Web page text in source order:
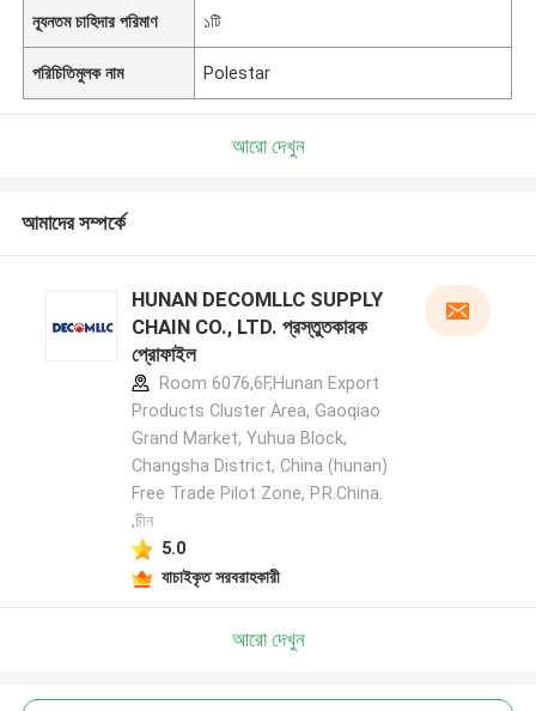
ন্যূনতম চাহিদার পরিমাণ ১টি
পরিচিতিমুলক নাম Polestar
আরো দেখুন
আমাদের সম্পর্কে
HUNAN DECOMLLC SUPPLY
CHAIN CO., LTD. প্রস্তুতকারক
প্রোফাইল
Room 6076,6F,Hunan Export
Products Cluster Area, Gaoqiao
Grand Market, Yuhua Block,
Changsha District, China (hunan)
Free Trade Pilot Zone, P.R.China.
,চীন
5.0
যাচাইকৃত সরবরাহকারী
আরো দেখুন